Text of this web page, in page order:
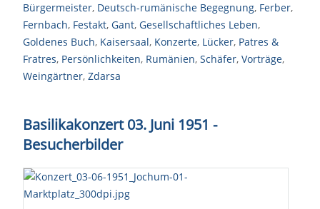
Bürgermeister, Deutsch-rumänische Begegnung, Ferber,
Fernbach, Festakt, Gant, Gesellschaftliches Leben,
Goldenes Buch, Kaisersaal, Konzerte, Lücker, Patres &
Fratres, Persönlichkeiten, Rumänien, Schäfer, Vorträge,
Weingärtner, Zdarsa
Basilikakonzert 03. Juni 1951 -
Besucherbilder